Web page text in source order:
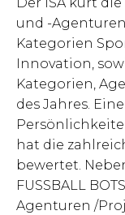
und -Agenturen
Kategorien
Innovation,
Kategorien,
des Jahres.
hat die
bewertet.
FUSSBALL
Agenturen /